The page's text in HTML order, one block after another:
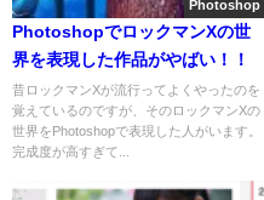
Photoshop
PhotoshopでロックマンXの世
界を表現した作品がやばい！！
昔ロックマンXが流行ってよくやったのを
覚えているのですが、そのロックマンXの
世界をPhotoshopで表現した人がいます。
完成度が高すぎて...